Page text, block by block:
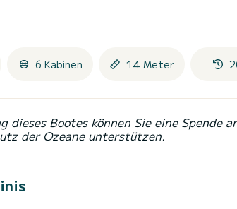
6 Kabinen 14 Meter
dieses Bootes können Sie eine Spende
der Ozeane unterstützen.